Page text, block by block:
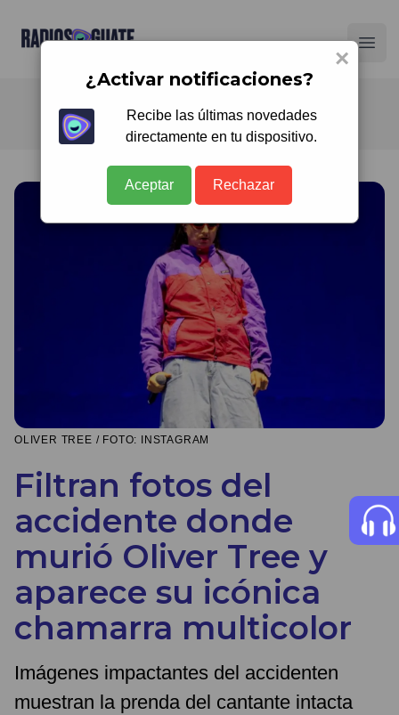
Radios Guate
OLIVER TREE / FOTO: INSTAGRAM
Filtran fotos del
accidente donde
murió Oliver Tree y
aparece su icónica
chamarra multicolor
Imágenes impactantes del accidenten
muestran la prenda del cantante intacta
×
¿Activar notificaciones?
Recibe las últimas novedades
directamente en tu dispositivo.
Aceptar Rechazar